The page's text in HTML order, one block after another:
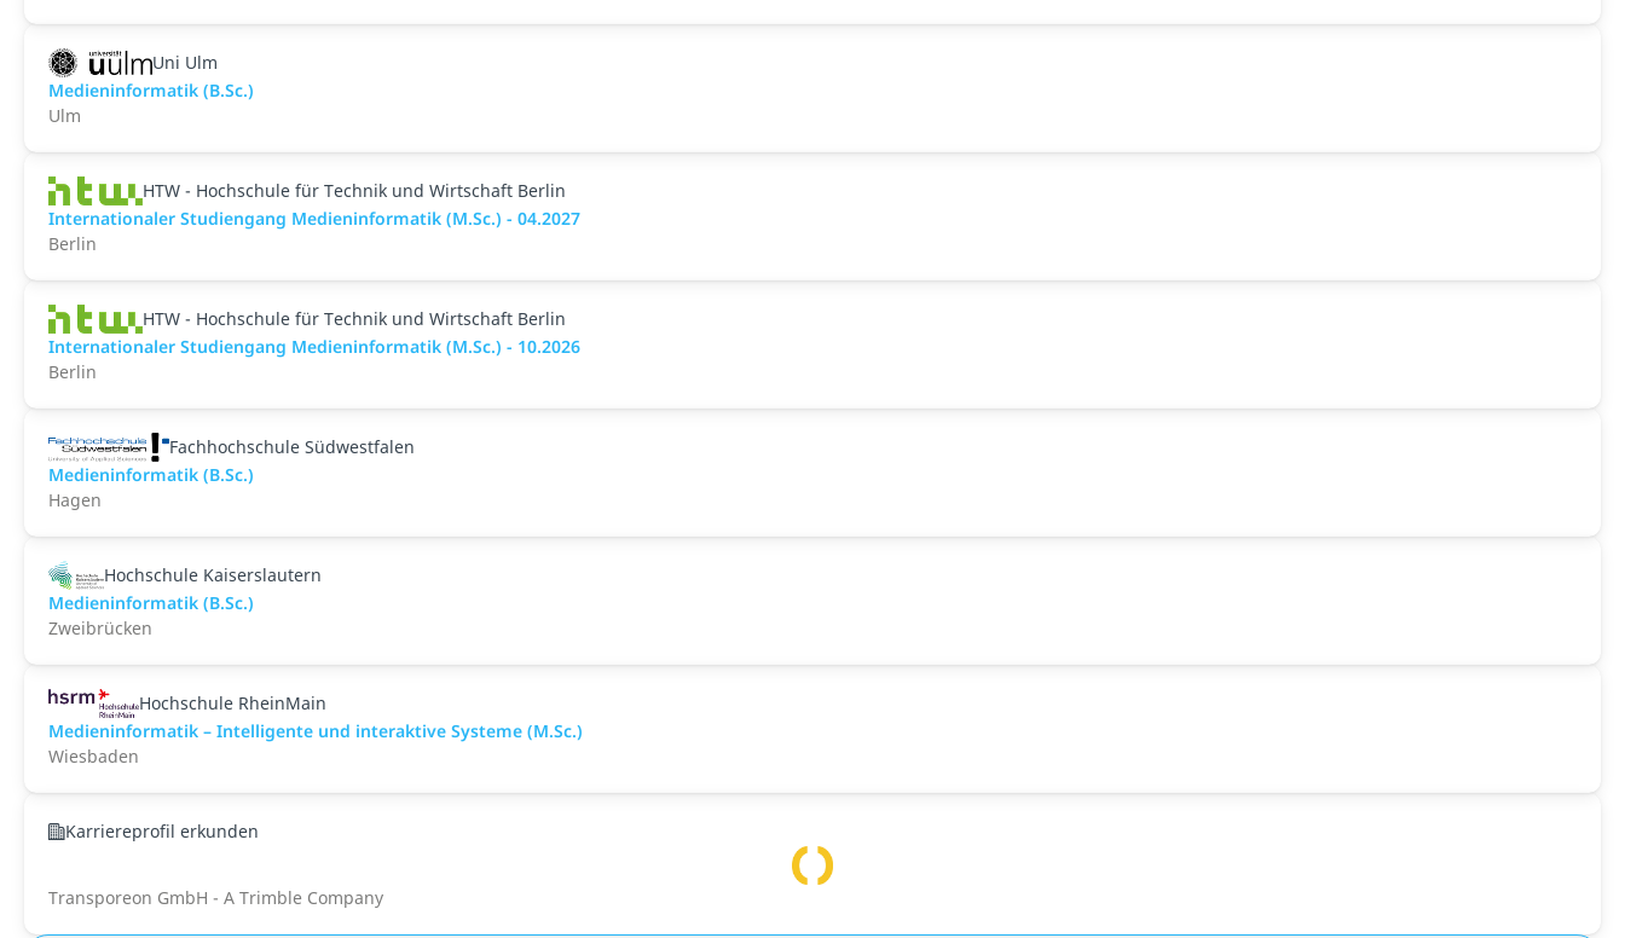
Uni Ulm
Medieninformatik (B.Sc.)
Ulm
HTW - Hochschule für Technik und Wirtschaft Berlin
Internationaler Studiengang Medieninformatik (M.Sc.) - 04.2027
Berlin
HTW - Hochschule für Technik und Wirtschaft Berlin
Internationaler Studiengang Medieninformatik (M.Sc.) - 10.2026
Berlin
Fachhochschule Südwestfalen
Medieninformatik (B.Sc.)
Hagen
Hochschule Kaiserslautern
Medieninformatik (B.Sc.)
Zweibrücken
Hochschule RheinMain
Medieninformatik – Intelligente und interaktive Systeme (M.Sc.)
Wiesbaden
Karriereprofil erkunden
Transporeon GmbH - A Trimble Company